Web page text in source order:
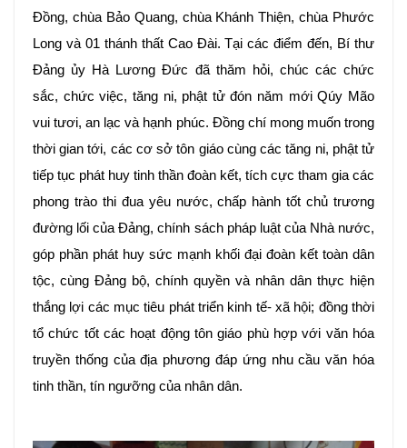
Đồng, chùa Bảo Quang, chùa Khánh Thiện, chùa Phước
Long và 01 thánh thất Cao Đài. Tại các điểm đến, Bí thư
Đảng ủy Hà Lương Đức đã thăm hỏi, chúc các chức
sắc, chức việc, tăng ni, phật tử đón năm mới Qúy Mão
vui tươi, an lạc và hạnh phúc. Đồng chí mong muốn trong
thời gian tới, các cơ sở tôn giáo cùng các tăng ni, phật tử
tiếp tục phát huy tinh thần đoàn kết, tích cực tham gia các
phong trào thi đua yêu nước, chấp hành tốt chủ trương
đường lối của Đảng, chính sách pháp luật của Nhà nước,
góp phần phát huy sức mạnh khối đại đoàn kết toàn dân
tộc, cùng Đảng bộ, chính quyền và nhân dân thực hiện
thắng lợi các mục tiêu phát triển kinh tế- xã hội; đồng thời
tổ chức tốt các hoạt động tôn giáo phù hợp với văn hóa
truyền thống của địa phương đáp ứng nhu cầu văn hóa
tinh thần, tín ngưỡng của nhân dân.